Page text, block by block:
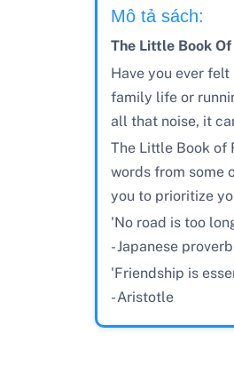
Mô tả sách:
The Little Book
Have you ever
family life or
all that noise, it
The Little Book of
words from some
you to prioritize
'No road is too
- Japanese proverb
'Friendship is
- Aristotle